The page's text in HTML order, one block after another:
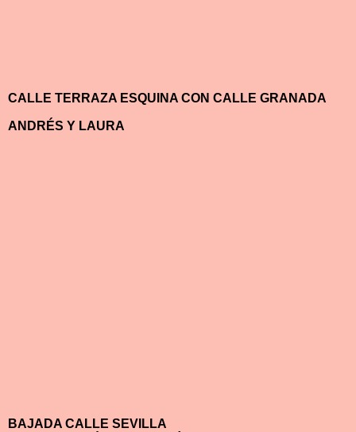
CALLE TERRAZA ESQUINA CON CALLE GRANADA
ANDRÉS Y LAURA
BAJADA CALLE SEVILLA